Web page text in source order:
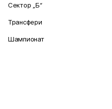
Сектор „Б“
Трансфери
Шампионат